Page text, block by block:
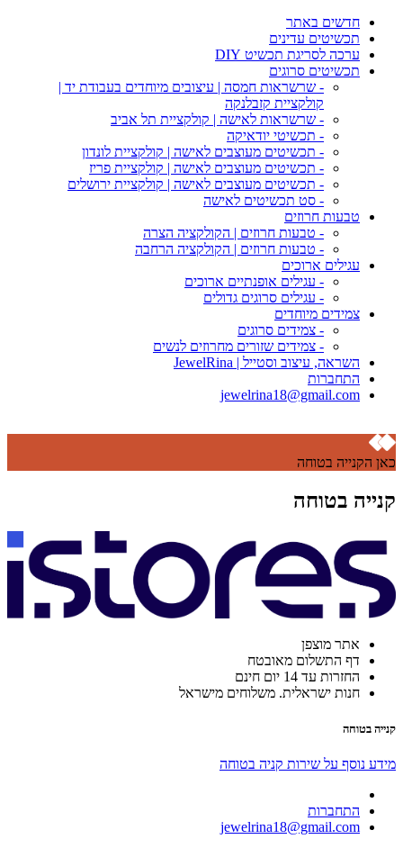
חדשים באתר
תכשיטים עדינים
ערכה לסריגת תכשיט DIY
תכשיטים סרוגים
- שרשראות חמסה | עיצובים מיוחדים בעבודת יד |
קולקציית קזבלנקה
- שרשראות לאישה | קולקציית תל אביב
- תכשיטי יודאיקה
- תכשיטים מעוצבים לאישה | קולקציית לונדון
- תכשיטים מעוצבים לאישה | קולקציית פריז
- תכשיטים מעוצבים לאישה | קולקציית ירושלים
- סט תכשיטים לאישה
טבעות חרוזים
- טבעות חרוזים | הקולקציה הצרה
- טבעות חרוזים | הקולקציה הרחבה
עגילים ארוכים
- עגילים אופנתיים ארוכים
- עגילים סרוגים גדולים
צמידים מיוחדים
- צמידים סרוגים
- צמידים שזורים מחרוזים לנשים
השראה, עיצוב וסטייל | JewelRina
התחברות
jewelrina18@gmail.com
כאן הקנייה בטוחה
קנייה בטוחה
אתר מוצפן
דף התשלום מאובטח
החזרות עד 14 יום חינם
חנות ישראלית. משלוחים מישראל
קנייה בטוחה
מידע נוסף על שירות קניה בטוחה
התחברות
jewelrina18@gmail.com